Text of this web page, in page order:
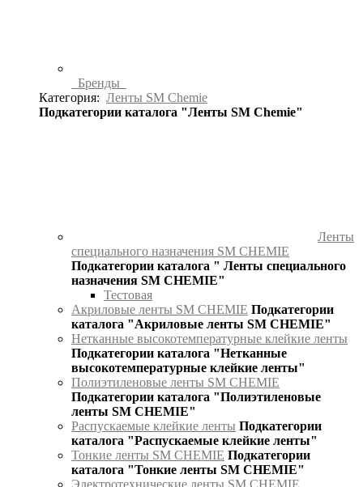
Бренды
Категория: Ленты SM Chemie
Подкатегории каталога "Ленты SM Chemie"
Ленты
специального назначения SM CHEMIE
Подкатегории каталога " Ленты специального
назначения SM CHEMIE"
Тестовая
Акриловые ленты SM CHEMIE Подкатегории
каталога "Акриловые ленты SM CHEMIE"
Нетканные высокотемпературные клейкие ленты
Подкатегории каталога "Нетканные
высокотемпературные клейкие ленты"
Полиэтиленовые ленты SM CHEMIE
Подкатегории каталога "Полиэтиленовые
ленты SM CHEMIE"
Распускаемые клейкие ленты Подкатегории
каталога "Распускаемые клейкие ленты"
Тонкие ленты SM CHEMIE Подкатегории
каталога "Тонкие ленты SM CHEMIE"
Электротехнические ленты SM CHEMIE